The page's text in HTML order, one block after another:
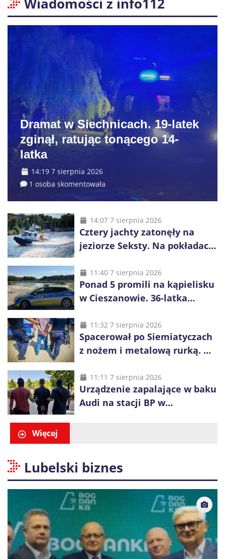
Dramat w Siechnicach. 19-latek
zginął, ratując tonącego 14-
latka
14:19 7 sierpnia 2026
1 osoba skomentowała
14:07 7 sierpnia 2026
Cztery jachty zatonęły na
jeziorze Seksty. Na pokładach
małoletnich
11:40 7 sierpnia 2026
Ponad 5 promili na kąpielisku
w Cieszanowie. 36-latka
z wody
11:32 7 sierpnia 2026
Spacerował po Siemiatyczach
z nożem i metalową rurką. W
alkohol i perfumy
11:11 7 sierpnia 2026
Urządzenie zapalające w baku
Audi na stacji BP w
Więcej
Lubelski biznes